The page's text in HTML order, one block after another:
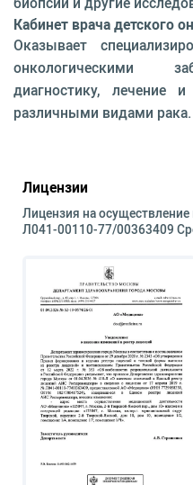
Кабинет врача детского
Оказывает
онкологическими
диагностику, лечение
различными видами рака.
Лицензии
Лицензия на
Л041-00110-77/00363409